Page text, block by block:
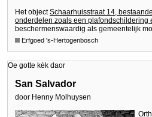
Het objectSchaarhuisstraat 14,
onderdelen zoals een plafondschildering
beschermenswaardig als gemeentelijk
Erfgoed 's-Hertogenbosch
Oe gotte kèk daor
San Salvador
door Henny Molhuysen